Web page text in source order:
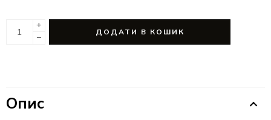
+
−
ДОДАТИ В КОШИК
Опис